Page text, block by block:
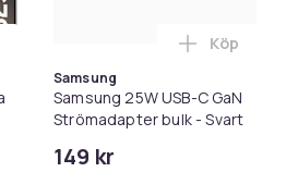
EP-TA845 bulk- Svart i
till Samsung Galaxy S25 Ultra
Samsung
Samsung 25W USB-C GaN
Strömadapter bulk - Svart
149 kr
Lägg till
Köp